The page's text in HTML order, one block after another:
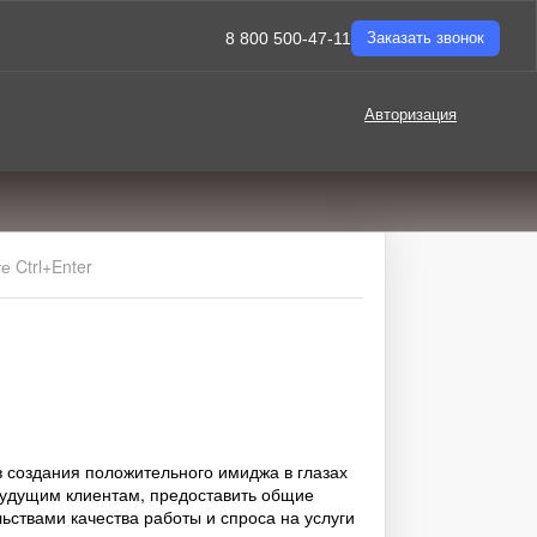
8 800 500-47-11 Заказать звонок
Авторизация
Ctrl+Enter
положительного имиджа в глазах
клиентам, предоставить общие
качества работы и спроса на услуги